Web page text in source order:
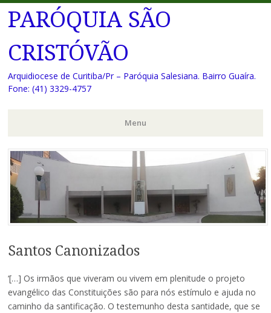
PARÓQUIA SÃO
CRISTÓVÃO
Arquidiocese de Curitiba/Pr – Paróquia Salesiana. Bairro Guaíra.
Fone: (41) 3329-4757
Menu
Pular
para
o
conteúdo
Santos Canonizados
‘[…] Os irmãos que viveram ou vivem em plenitude o projeto
evangélico das Constituições são para nós estímulo e ajuda no
caminho da santificação. O testemunho desta santidade, que se